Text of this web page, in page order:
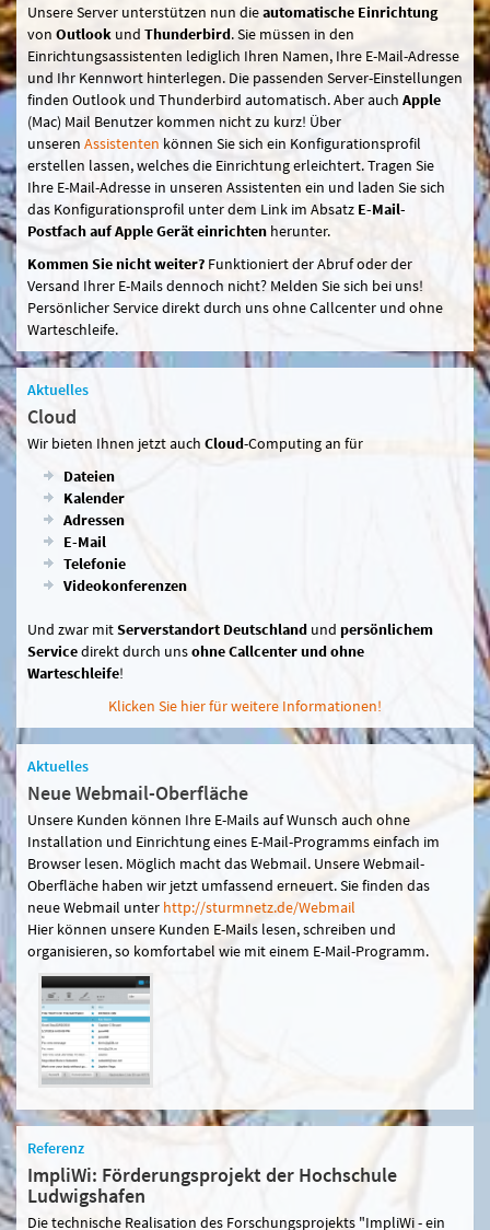
Unsere Server unterstützen nun dieautomatische Einrichtung
von Outlook und Thunderbird. Sie müssen in den
Einrichtungsassistenten lediglich Ihren Namen, Ihre E-Mail-Adresse
und Ihr Kennwort hinterlegen. Die passenden Server-Einstellungen
finden Outlook und Thunderbird automatisch. Aber auch Apple
(Mac) Mail Benutzer kommen nicht zu kurz! Über
unseren Assistenten können Sie sich ein Konfigurationsprofil
erstellen lassen, welches die Einrichtung erleichtert. Tragen Sie
Ihre E-Mail-Adresse in unseren Assistenten ein und laden Sie sich
das Konfigurationsprofil unter dem Link im Absatz E-Mail-
Postfach auf Apple Gerät einrichten herunter.
Kommen Sie nicht weiter? Funktioniert der Abruf oder der
Versand Ihrer E-Mails dennoch nicht? Melden Sie sich bei uns!
Persönlicher Service direkt durch uns ohne Callcenter und ohne
Warteschleife.
Aktuelles
Cloud
Wir bieten Ihnen jetzt auch Cloud-Computing an für
Dateien
Kalender
Adressen
E-Mail
Telefonie
Videokonferenzen
Und zwar mitServerstandort Deutschland und persönlichem
Servicedirekt durch unsohne Callcenter und ohne
Warteschleife!
Klicken Sie hier für weitere Informationen!
Aktuelles
Neue Webmail-Oberfläche
Unsere Kunden können Ihre E-Mails auf Wunsch auch ohne
Installation und Einrichtung eines E-Mail-Programms einfach im
Browser lesen. Möglich macht das Webmail. Unsere Webmail-
Oberfläche haben wir jetzt umfassend erneuert. Sie finden das
neue Webmail unter http://sturmnetz.de/Webmail
Hier können unsere Kunden E-Mails lesen, schreiben und
organisieren, so komfortabel wie mit einem E-Mail-Programm.
Referenz
ImpliWi: Förderungsprojekt der Hochschule
Ludwigshafen
Die technische Realisation des Forschungsprojekts "ImpliWi - ein